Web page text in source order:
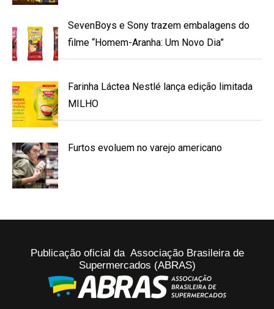
SevenBoys e Sony trazem embalagens do
filme “Homem-Aranha: Um Novo Dia”
Farinha Láctea Nestlé lança edição limitada
MILHO
Furtos evoluem no varejo americano
Publicação oficial da Associação Brasileira de
Supermercados (ABRAS)